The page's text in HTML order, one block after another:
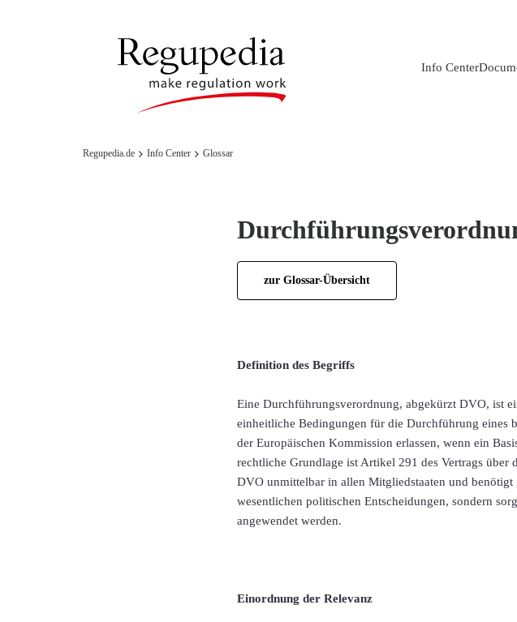
Info Center
Regupedia.de Info Center Glossar
zur Glossar-Übersicht
Definition des Begriffs
Eine Durchführungsverordnung, abgekürzt DVO, ist
einheitliche Bedingungen für die Durchführung eines
der Europäischen Kommission erlassen, wenn ein
rechtliche Grundlage ist Artikel 291 des Vertrags
DVO unmittelbar in allen Mitgliedstaaten und
wesentlichen politischen Entscheidungen, sondern
angewendet werden.
Einordnung der Relevanz